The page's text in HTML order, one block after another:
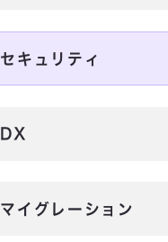
セキュリティ
DX
マイグレーション
物流・流通業向け
官公庁・自治体・公共
金融業向け
情報共有
生産性向上
マイクロソフト製品連